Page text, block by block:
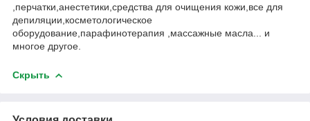
,перчатки,анестетики,средства для очищения кожи,все для
депиляции,косметологическое
оборудование,парафинотерапия ,массажные масла... и
многое другое.
Скрыть